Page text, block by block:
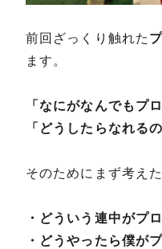
前回ざっくり触れた
ます。
「なにがなんでもプ
「どうしたらなれるの
そのためにまず考えた
・どういう連中がプ
・どうやったら僕が